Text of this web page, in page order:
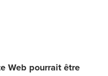
Web pourrait être